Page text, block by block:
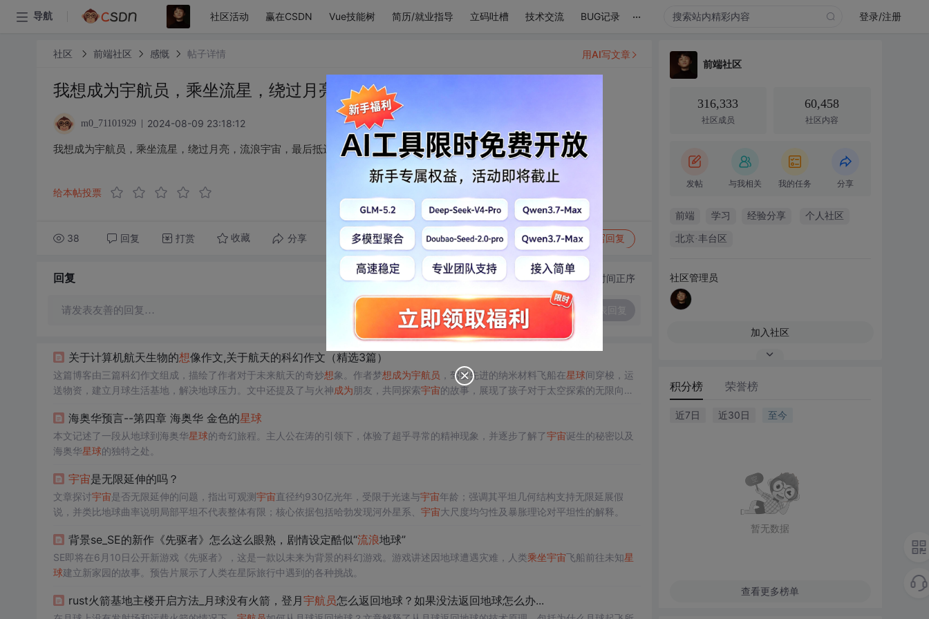
导航 社区活动 赢在CSDN Vue技能树 简历/就业指导 立码吐槽 技术交流 BUG记录 ... 登录/注册
社区 前端社区 感慨 帖子详情
我想成为宇航员，乘坐流星，绕过月亮，流浪宇宙，最后抵达你在的星球
m0_71101929 2024-08-09 23:18:12
我想成为宇航员，乘坐流星，绕过月亮，流浪宇宙，最后抵达你在的星球
给本帖投票
38 回复 打赏 收藏 分享 转发到动态 举报 写回复
用AI写文章
回复 切换为时间正序
请发表友善的回复…
关于计算机航天生物的想像作文,关于航天的科幻作文（精选3篇）
这篇博客由三篇科幻作文组成，描绘了作者对于未来航天的奇妙想象。作者梦想成为宇航员 ，驾驶先进的纳米材料飞船在星球间穿梭，运
送物资，建立月球生活基地，解决地球压力。文中还提及了与火神成为朋友，共同探索宇宙的故事，展现了孩子对于太空探索的无限向往
海奥华预言--第四章 海奥华 金色的星球
本文记述了一段从地球到海奥华星球的奇幻旅程。主人公在涛的引领下，体验了超乎寻常的精神现象，并逐步了解了宇宙诞生的秘密以及
海奥华星球的独特之处。
宇宙是无限延伸的吗？
文章探讨宇宙是否无限延伸的问题，指出可观测宇宙直径约930亿光年，受限于光速与宇宙年龄；强调其平坦几何结构支持无限延展假
说，并类比地球曲率说明局部平坦不代表整体有限；核心依据包括哈勃发现河外星系、 宇宙大尺度均匀性及暴胀理论对平坦性的解释。
背景se_SE的新作《先驱者》怎么这么眼熟，剧情设定酷似“流浪地球”
SE即将在6月10日公开新游戏《先驱者》，这是一款以未来为背景的科幻游戏。游戏讲述因地球遭遇灾难，人类乘坐宇宙飞船前往未知星
球建立新家园的故事。预告片展示了人类在星际旅行中遇到的各种挑战。
rust火箭基地主楼开启方法_月球没有火箭，登月宇航员怎么返回地球？如果没法返回地球怎么办...
前端社区
316,333
社区成员
60,458
社区内容
发帖 与我相关 我的任务 分享
前端 学习 经验分享 个人社区
北京·丰台区
社区管理员
加入社区
积分榜 荣誉榜
近7日 近30日 至今
暂无数据
查看更多榜单